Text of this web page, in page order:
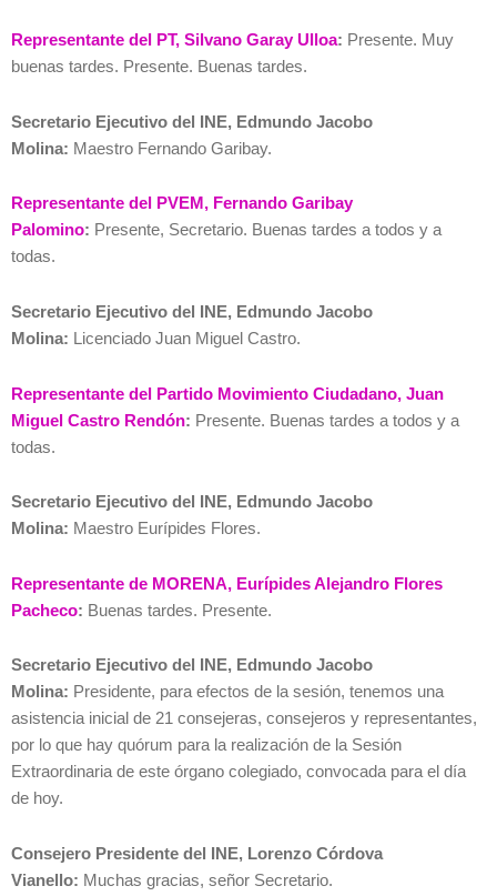
Representante del PT, Silvano Garay Ulloa: Presente. Muy
buenas tardes. Presente. Buenas tardes.
Secretario Ejecutivo del INE, Edmundo Jacobo
Molina: Maestro Fernando Garibay.
Representante del PVEM, Fernando Garibay
Palomino: Presente, Secretario. Buenas tardes a todos y a
todas.
Secretario Ejecutivo del INE, Edmundo Jacobo
Molina: Licenciado Juan Miguel Castro.
Representante del Partido Movimiento Ciudadano, Juan
Miguel Castro Rendón: Presente. Buenas tardes a todos y a
todas.
Secretario Ejecutivo del INE, Edmundo Jacobo
Molina: Maestro Eurípides Flores.
Representante de MORENA, Eurípides Alejandro Flores
Pacheco: Buenas tardes. Presente.
Secretario Ejecutivo del INE, Edmundo Jacobo
Molina: Presidente, para efectos de la sesión, tenemos una
asistencia inicial de 21 consejeras, consejeros y representantes,
por lo que hay quórum para la realización de la Sesión
Extraordinaria de este órgano colegiado, convocada para el día
de hoy.
Consejero Presidente del INE, Lorenzo Córdova
Vianello: Muchas gracias, señor Secretario.